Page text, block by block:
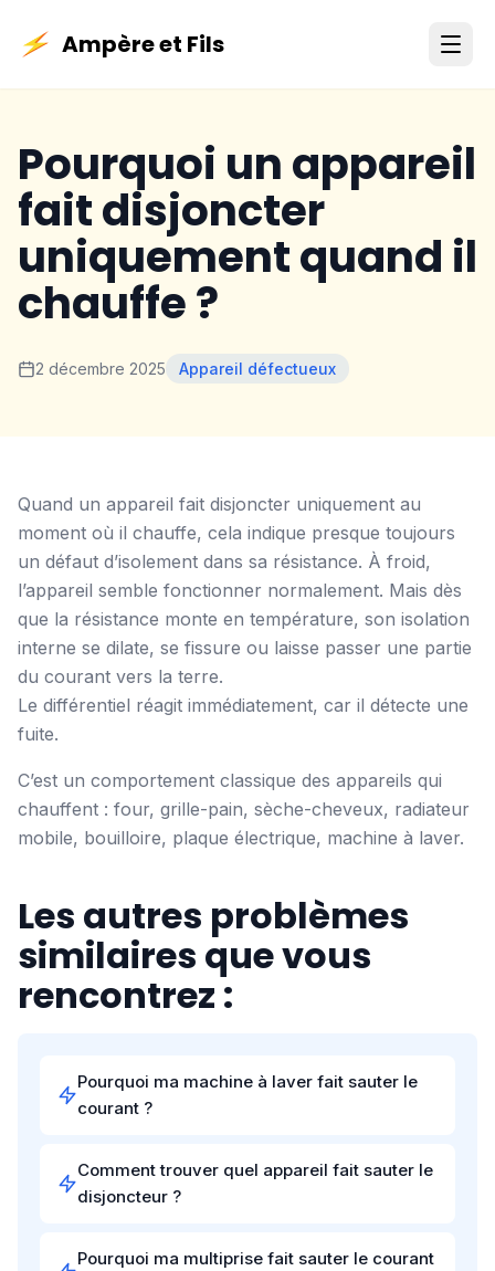
Ampère et Fils
Pourquoi un appareil
fait disjoncter
uniquement quand il
chauffe ?
2 décembre 2025 Appareil défectueux
Quand un appareil fait disjoncter uniquement au
moment où il chauffe, cela indique presque toujours
un défaut d’isolement dans sa résistance. À froid,
l’appareil semble fonctionner normalement. Mais dès
que la résistance monte en température, son isolation
interne se dilate, se fissure ou laisse passer une partie
du courant vers la terre.
Le différentiel réagit immédiatement, car il détecte une
fuite.
C’est un comportement classique des appareils qui
chauffent : four, grille-pain, sèche-cheveux, radiateur
mobile, bouilloire, plaque électrique, machine à laver.
Les autres problèmes
similaires que vous
rencontrez :
Pourquoi ma machine à laver fait sauter le
courant ?
Comment trouver quel appareil fait sauter le
disjoncteur ?
Pourquoi ma multiprise fait sauter le courant